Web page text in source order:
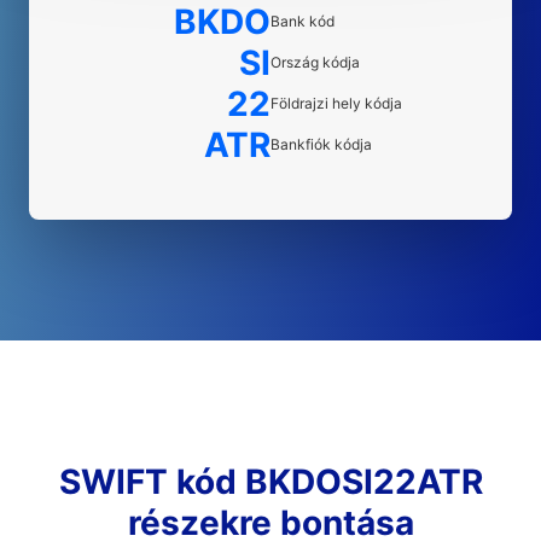
BKDOBank kód
SIOrszág kódja
22Földrajzi hely kódja
ATRBankfiók kódja
SWIFT kód BKDOSI22ATR
részekre bontása